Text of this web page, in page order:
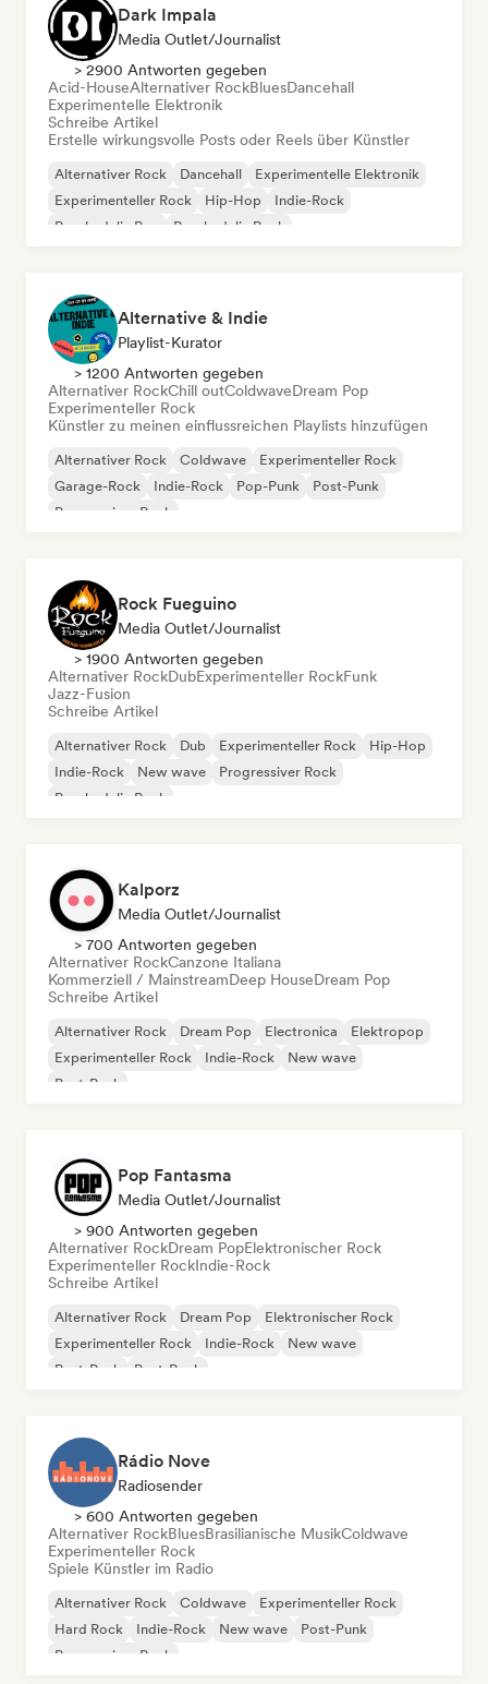
Dark Impala
Media Outlet/Journalist
> 2900 Antworten gegeben
Acid-HouseAlternativer RockBluesDancehall
Experimentelle Elektronik
Schreibe Artikel
Erstelle wirkungsvolle Posts oder Reels über Künstler
Alternativer Rock Dancehall
Experimentelle Elektronik
Experimenteller Rock
Hip-Hop
Indie-Rock
Psychedelic Pop
Psychedelic Rock
Alternative & Indie
Playlist-Kurator
> 1200 Antworten gegeben
Alternativer RockChill outColdwaveDream Pop
Experimenteller Rock
Künstler zu meinen einflussreichen Playlists hinzufügen
Alternativer Rock Coldwave
Experimenteller Rock
Garage-Rock
Indie-Rock Pop-Punk
Post-Punk
Progressiver Rock
Rock Fueguino
Media Outlet/Journalist
> 1900 Antworten gegeben
Alternativer RockDubExperimenteller RockFunk
Jazz-Fusion
Schreibe Artikel
Alternativer Rock Dub Experimenteller Rock
Hip-Hop
Indie-Rock
New wave
Progressiver Rock
Psychedelic Rock
Kalporz
Media Outlet/Journalist
> 700 Antworten gegeben
Alternativer RockCanzone Italiana
Kommerziell / MainstreamDeep HouseDream Pop
Schreibe Artikel
Alternativer Rock Dream Pop Electronica
Elektropop
Experimenteller Rock
Indie-Rock
New wave
Post-Punk
Pop Fantasma
Media Outlet/Journalist
> 900 Antworten gegeben
Alternativer RockDream PopElektronischer Rock
Experimenteller RockIndie-Rock
Schreibe Artikel
Alternativer Rock Dream Pop
Elektronischer Rock
Experimenteller Rock
Indie-Rock
New wave
Post-Punk
Post-Rock
Rádio Nove
Radiosender
> 600 Antworten gegeben
Alternativer RockBluesBrasilianische MusikColdwave
Experimenteller Rock
Spiele Künstler im Radio
Alternativer Rock Coldwave
Experimenteller Rock
Hard Rock
Indie-Rock New wave
Post-Punk
Progressiver Rock